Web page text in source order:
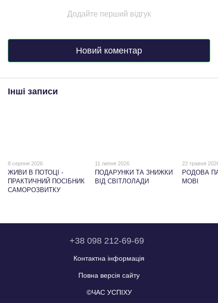
Додайте перший відгук
Новий коментар
Інші записи
8 серпня 2026
ЖИВИ В ПОТОЦІ -
ПРАКТИЧНИЙ ПОСІБНИК
САМОРОЗВИТКУ
11 липня 2026
ПОДАРУНКИ ТА ЗНИЖКИ
ВІД СВІТЛОЛАДИ
22 травня
РОДОВА
МОВІ
+38 098 212-69-69
Контактна інформація
Повна версія сайту
©ЧАС УСПІХУ